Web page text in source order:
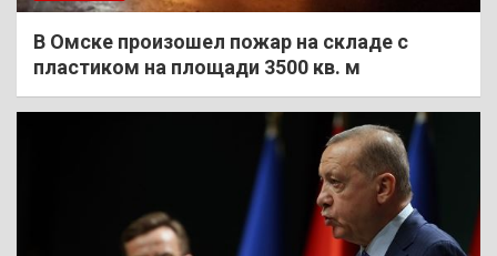
В Омске произошел пожар на складе с
пластиком на площади 3500 кв. м